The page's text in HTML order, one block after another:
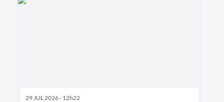
29 JUL 2026 - 12h22